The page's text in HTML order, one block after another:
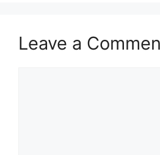
Leave a